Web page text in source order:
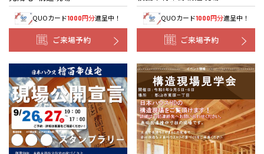
QUOカード1000円分進呈中！
ご来場予約
QUOカード1000円分進呈中！
ご来場予約